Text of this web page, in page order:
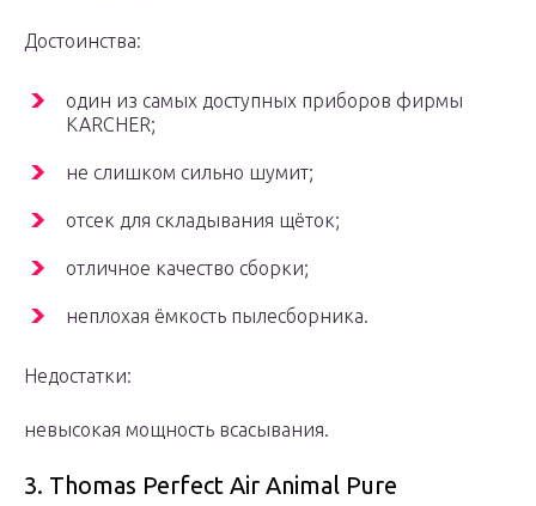
Достоинства:
один из самых доступных приборов фирмы
KARCHER;
не слишком сильно шумит;
отсек для складывания щёток;
отличное качество сборки;
неплохая ёмкость пылесборника.
Недостатки:
невысокая мощность всасывания.
3. Thomas Perfect Air Animal Pure